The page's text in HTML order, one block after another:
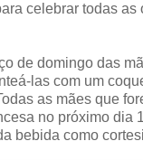
celebrar todas as
de domingo das
las com um
as mães que
no próximo dia
bebida como